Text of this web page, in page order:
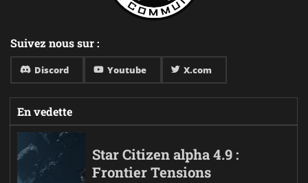
Suivez nous sur :
Discord Youtube X.com
En vedette
Star Citizen alpha 4.9 :
Frontier Tensions